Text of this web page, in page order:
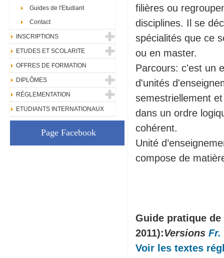
filières ou
disciplines. Il se
spécialités que ce
ou en master.
Parcours: c'est un
d'unités
semestriellement
dans un ordre
cohérent.
Unité
compose de
Guide pratique
2011):Versions Fr.
Voir les textes
Guides de l'Etudiant
Contact
INSCRIPTIONS
ETUDES ET SCOLARITE
OFFRES DE FORMATION
DIPLÔMES
RÉGLEMENTATION
ETUDIANTS INTERNATIONAUX
Page Facebook